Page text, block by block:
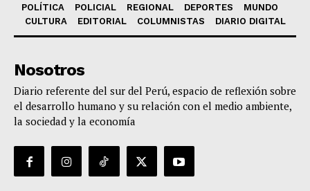
POLÍTICA POLICIAL REGIONAL DEPORTES
MUNDO
CULTURA
EDITORIAL COLUMNISTAS DIARIO DIGITAL
Nosotros
Diario referente del sur del Perú, espacio de reflexión sobre
el desarrollo humano y su relación con el medio ambiente,
la sociedad y la economía